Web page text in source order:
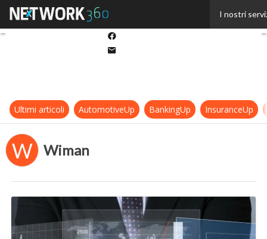
I nostri
Ultimi articoli AutomotiveUp BankingUp InsuranceUp
W Wiman